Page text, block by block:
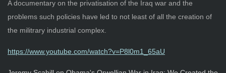
A documentary on the privatisation of the Iraq war and the
problems such policies have led to not least of all the creation of
the militrary industrial complex.
https://www.youtube.com/watch?v=P8l0m1_65aU